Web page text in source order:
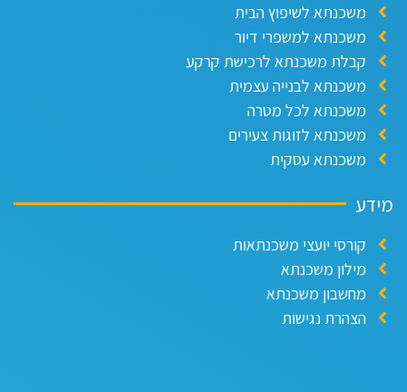
משכנתא לשיפוץ הבית
משכנתא למשפרי דיור
קבלת משכנתא לרכישת קרקע
משכנתא לבנייה עצמית
משכנתא לכל מטרה
משכנתא לזוגות צעירים
משכנתא עסקית
מידע
קורסי יועצי משכנתאות
מילון משכנתא
מחשבון משכנתא
הצהרת נגישות